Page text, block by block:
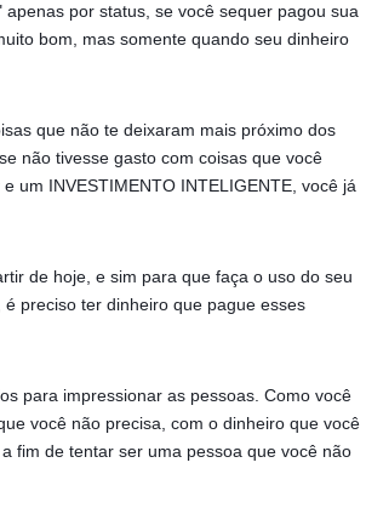
por status, se você sequer pagou sua
bom, mas somente quando seu dinheiro
que não te deixaram mais próximo dos
não tivesse gasto com coisas que você
um INVESTIMENTO INTELIGENTE, você já
de hoje, e sim para que faça o uso do seu
preciso ter dinheiro que pague esses
para impressionar as pessoas. Como você
você não precisa, com o dinheiro que você
fim de tentar ser uma pessoa que você não